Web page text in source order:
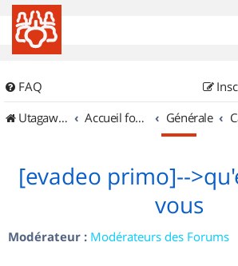
FAQ
UtagawaVTT (Randos VTT et VTTAE avec traces GPS)
Accueil forum Générale
[evadeo primo]--
vous
Modérateur : Modérateurs des Forums